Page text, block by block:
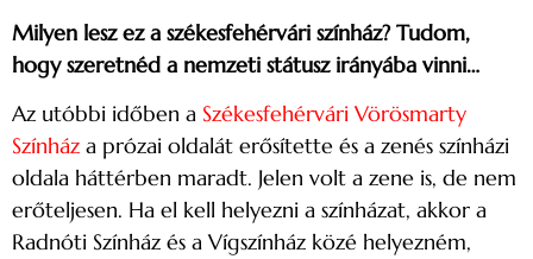
Milyen lesz ez a székesfehérvári színház? Tudom,
hogy szeretnéd a nemzeti státusz irányába vinni…
Az utóbbi időben a Székesfehérvári Vörösmarty
Színház a prózai oldalát erősítette és a zenés színházi
oldala háttérben maradt. Jelen volt a zene is, de nem
erőteljesen. Ha el kell helyezni a színházat, akkor a
Radnóti Színház és a Vígszínház közé helyezném,